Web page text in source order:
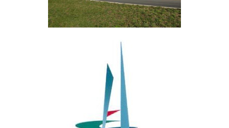
BILLETTERIE CINÉMA